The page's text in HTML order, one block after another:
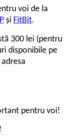
voi de la
și FitBit.
300 lei (pentru
disponibile pe
pentru voi!